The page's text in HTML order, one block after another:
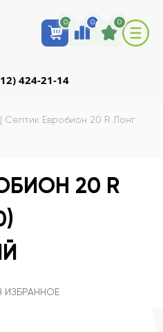
0 0 0
424-21-14
| Септик Евробион 20 R Лонг
20 R
ИЗБРАННОЕ